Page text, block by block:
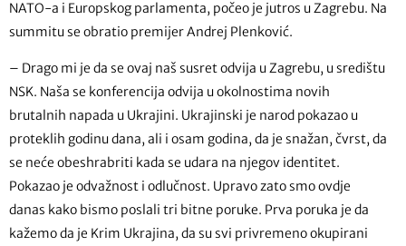
NATO-a i Europskog parlamenta, počeo je jutros u Zagrebu. Na
summitu se obratio premijer Andrej Plenković.
– Drago mi je da se ovaj naš susret odvija u Zagrebu, u središtu
NSK. Naša se konferencija odvija u okolnostima novih
brutalnih napada u Ukrajini. Ukrajinski je narod pokazao u
proteklih godinu dana, ali i osam godina, da je snažan, čvrst, da
se neće obeshrabriti kada se udara na njegov identitet.
Pokazao je odvažnost i odlučnost. Upravo zato smo ovdje
danas kako bismo poslali tri bitne poruke. Prva poruka je da
kažemo da je Krim Ukrajina, da su svi privremeno okupirani